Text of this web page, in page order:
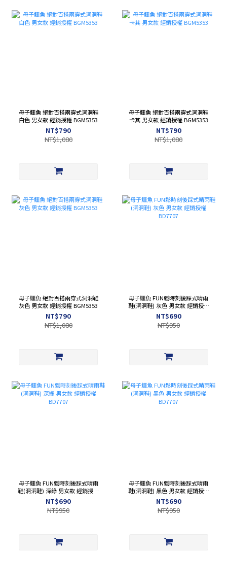
母子鱷魚 絕對百搭兩穿式洞洞鞋
白色 男女款 經銷授權 BGM5353
NT$790
NT$1,080
母子鱷魚 絕對百搭兩穿式洞洞鞋
卡其 男女款 經銷授權 BGM5353
NT$790
NT$1,080
母子鱷魚 絕對百搭兩穿式洞洞鞋
灰色 男女款 經銷授權 BGM5353
NT$790
NT$1,080
母子鱷魚 FUN鬆時刻後踩式晴雨
鞋(洞洞鞋) 灰色 男女款 經銷授權
BD7707
NT$690
NT$950
母子鱷魚 FUN鬆時刻後踩式晴雨
鞋(洞洞鞋) 深綠 男女款 經銷授權
BD7707
NT$690
NT$950
母子鱷魚 FUN鬆時刻後踩式晴雨
鞋(洞洞鞋) 黑色 男女款 經銷授權
BD7707
NT$690
NT$950